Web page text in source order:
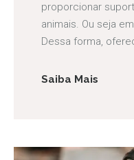
proporcionar
animais. Ou seja
Dessa forma,
Saiba Mais